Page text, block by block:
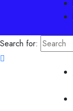
Search for: